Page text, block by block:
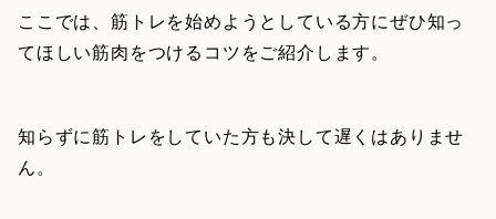
ここでは、筋トレを始めようとしている方にぜひ知っ
てほしい筋肉をつけるコツをご紹介します。
知らずに筋トレをしていた方も決して遅くはありませ
ん。